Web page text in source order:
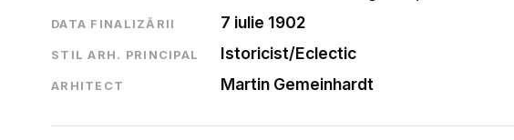
DATA FINALIZĂRII 7 iulie 1902
STIL ARH. PRINCIPAL Istoricist/Eclectic
ARHITECT Martin Gemeinhardt